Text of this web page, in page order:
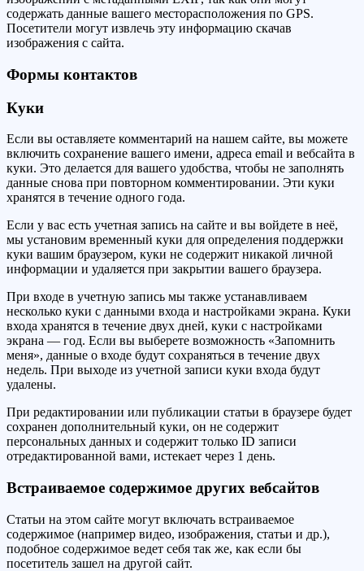
содержать данные вашего месторасположения по GPS.
Посетители могут извлечь эту информацию скачав
изображения с сайта.
Формы контактов
Куки
Если вы оставляете комментарий на нашем сайте, вы можете
включить сохранение вашего имени, адреса email и вебсайта в
куки. Это делается для вашего удобства, чтобы не заполнять
данные снова при повторном комментировании. Эти куки
хранятся в течение одного года.
Если у вас есть учетная запись на сайте и вы войдете в неё,
мы установим временный куки для определения поддержки
куки вашим браузером, куки не содержит никакой личной
информации и удаляется при закрытии вашего браузера.
При входе в учетную запись мы также устанавливаем
несколько куки с данными входа и настройками экрана. Куки
входа хранятся в течение двух дней, куки с настройками
экрана — год. Если вы выберете возможность «Запомнить
меня», данные о входе будут сохраняться в течение двух
недель. При выходе из учетной записи куки входа будут
удалены.
При редактировании или публикации статьи в браузере будет
сохранен дополнительный куки, он не содержит
персональных данных и содержит только ID записи
отредактированной вами, истекает через 1 день.
Встраиваемое содержимое других вебсайтов
Статьи на этом сайте могут включать встраиваемое
содержимое (например видео, изображения, статьи и др.),
подобное содержимое ведет себя так же, как если бы
посетитель зашел на другой сайт.